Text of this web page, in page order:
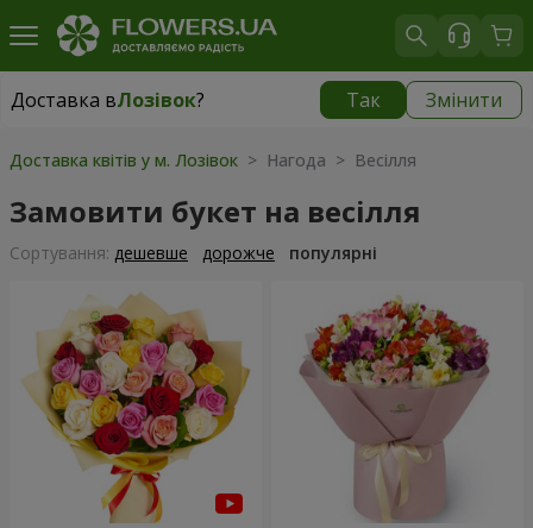
Доставка вЛозівок? Так Змінити
Доставка вЛозівок|
Доставка квітів у м. Лозівок > Нагода > Весілля
Замовити букет на весілля
Сортування: дешевше дорожче популярні